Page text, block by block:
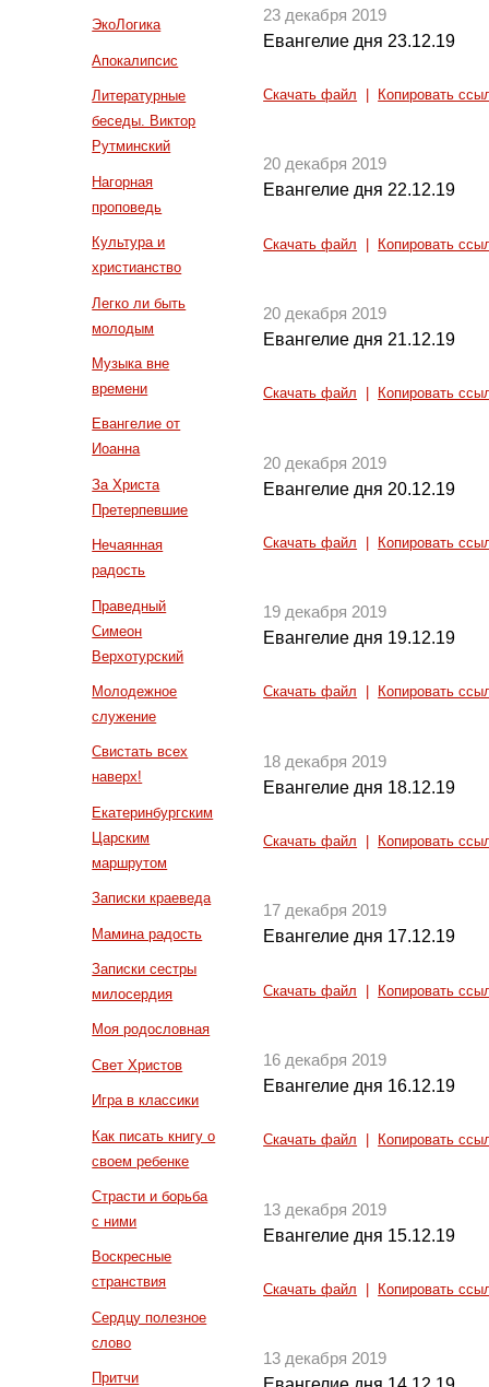
ЭкоЛогика
Апокалипсис
Литературные
беседы. Виктор
Рутминский
Нагорная
проповедь
Культура и
христианство
Легко ли быть
молодым
Музыка вне
времени
Евангелие от
Иоанна
За Христа
Претерпевшие
Нечаянная
радость
Праведный
Симеон
Верхотурский
Молодежное
служение
Свистать всех
наверх!
Екатеринбургским
Царским
маршрутом
Записки краеведа
Мамина радость
Записки сестры
милосердия
Моя родословная
Свет Христов
Игра в классики
Как писать книгу о
своем ребенке
Страсти и борьба
с ними
Воскресные
странствия
Сердцу полезное
слово
Притчи
23 декабря 2019
Евангелие дня 23.12.19
Скачать файл Копировать
20 декабря 2019
Евангелие дня 22.12.19
Скачать файл Копировать
20 декабря 2019
Евангелие дня 21.12.19
Скачать файл Копировать
20 декабря 2019
Евангелие дня 20.12.19
Скачать файл Копировать
19 декабря 2019
Евангелие дня 19.12.19
Скачать файл Копировать
18 декабря 2019
Евангелие дня 18.12.19
Скачать файл Копировать
17 декабря 2019
Евангелие дня 17.12.19
Скачать файл Копировать
16 декабря 2019
Евангелие дня 16.12.19
Скачать файл Копировать
13 декабря 2019
Евангелие дня 15.12.19
Скачать файл Копировать
13 декабря 2019